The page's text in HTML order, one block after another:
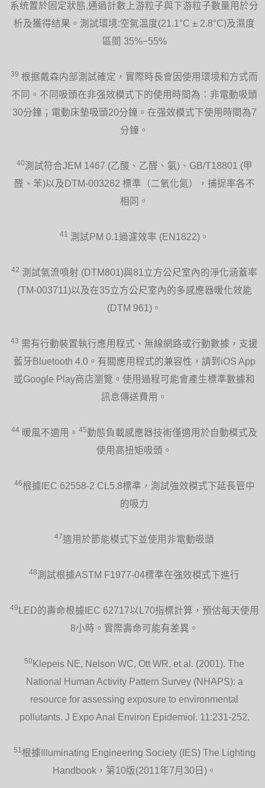
系统置於固定狀態,通過計數上游粒子與下游粒子數量用於分
析及獲得结果。測試環境:空氣温度(21.1°C ± 2.8°C)及濕度
區間 35%−55%
39 根据戴森内部測試確定，實際時長會因使用環境和方式而
不同。不同吸頭在非强效模式下的使用時間為：非電動吸頭
30分鐘；電動床墊吸頭20分鐘。在强效模式下使用時間為7
分鐘。
40測試符合JEM 1467 (乙酸、乙醛、氨)、GB/T18801 (甲
醛、苯)以及DTM-003282 標準（二氧化氮），捕捉率各不
相同。
41 測試PM 0.1過濾效率 (EN1822)。
42 測試氣流噴射 (DTM801)與81立方公尺室內的淨化涵蓋率
(TM-003711)以及在35立方公尺室內的多感應器暖化效能
(DTM 961)。
43 需有行動裝置執行應用程式、無線網路或行動數據，支援
藍牙Bluetooth 4.0。有關應用程式的兼容性，請到iOS App
或Google Play商店瀏覽。使用過程可能會產生標準數據和
訊息傳送費用。
44 暖風不適用。 45動態負載感應器技術僅適用於自動模式及
使用高扭矩吸頭。
46根據IEC 62558-2 CL5.8標準，測試強效模式下延長管中
的吸力
47適用於節能模式下並使用非電動吸頭
48測試根據ASTM F1977-04標準在強效模式下進行
49
LED的壽命根據IEC 62717以L70指標計算，預估每天使用
8小時。實際壽命可能有差異。
50 Klepeis NE, Nelson WC, Ott WR, et al. (2001). The
National Human Activity Pattern Survey (NHAPS): a
resource for assessing exposure to environmental
pollutants. J Expo Anal Environ Epidemiol. 11:231-252.
51 根據Illuminating Engineering Society (IES) The Lighting
Handbook，第10版(2011年7月30日)。